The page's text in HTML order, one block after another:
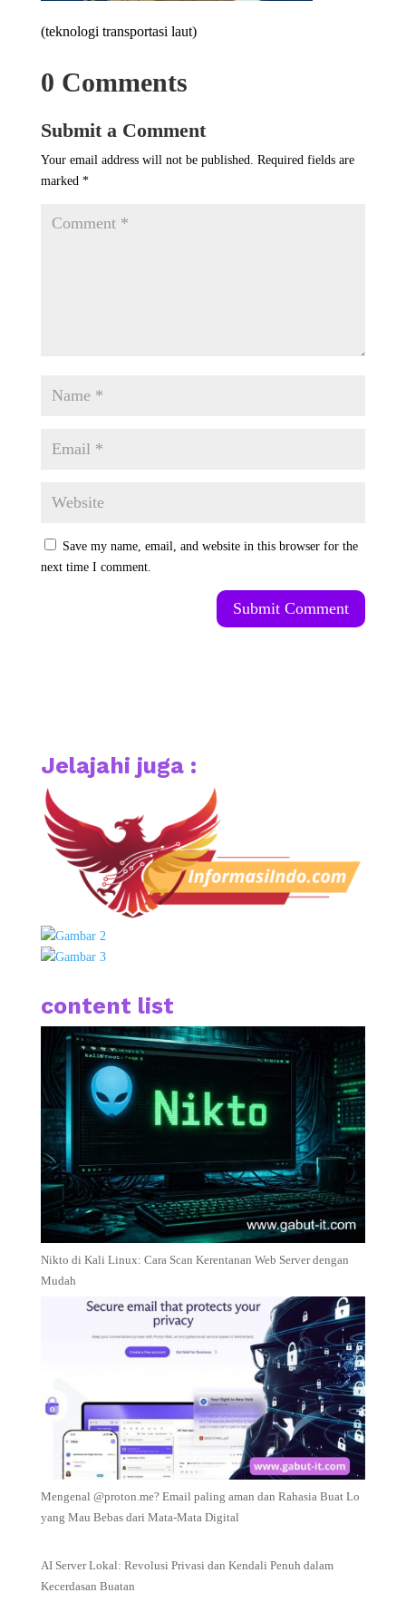
(teknologi transportasi laut)
0 Comments
Submit a Comment
Your email address will not be published. Required fields are
marked *
Save my name, email, and website in this browser for the
next time I comment.
Submit Comment
Jelajahi juga :
content list
Nikto di Kali Linux: Cara Scan Kerentanan Web Server dengan
Mudah
Mengenal @proton.me? Email paling aman dan Rahasia Buat Lo
yang Mau Bebas dari Mata-Mata Digital
AI Server Lokal: Revolusi Privasi dan Kendali Penuh dalam
Kecerdasan Buatan